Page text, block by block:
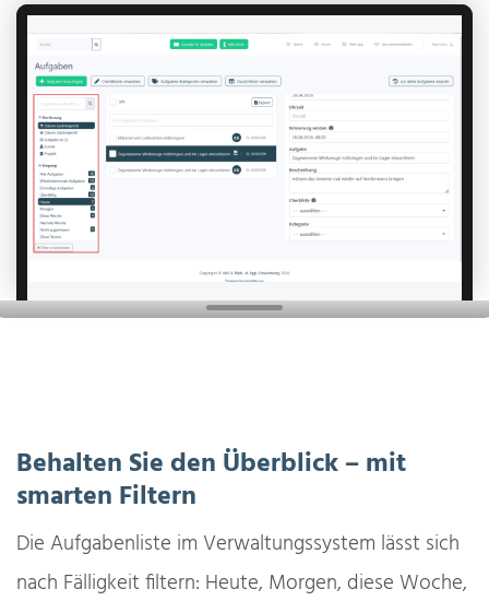
Behalten Sie den Überblick – mit
smarten Filtern
Die Aufgabenliste im Verwaltungssystem lässt sich
nach Fälligkeit filtern: Heute, Morgen, diese Woche,